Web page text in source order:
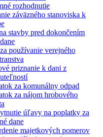
rozhodnutie
záväzného stanoviska k
stavby pred dokončením
používanie verejného
priznanie k dani z
za komunálny odpad
za nájom hrobového
úľavy na poplatky za
dane
majetkových pomerov